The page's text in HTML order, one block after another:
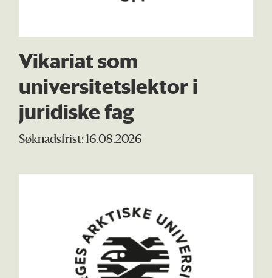
Vikariat som
universitetslektor i
juridiske fag
Søknadsfrist: 16.08.2026